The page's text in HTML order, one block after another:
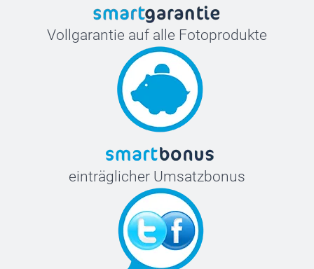
Vollgarantie auf alle Fotoprodukte
einträglicher Umsatzbonus